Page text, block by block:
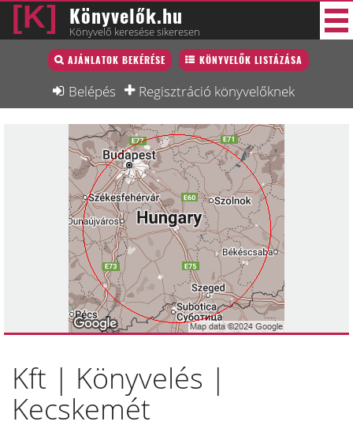
Könyvelők.hu
Könyvelő keresése sikeresen
AJÁNLATOK BEKÉRÉSE KÖNYVELŐK LISTÁZÁSA
Belépés Regisztráció könyvelőknek
Könyvelő lista
Könyvelési munkák
Képzésnaptár
Kft | Könyvelés |
Kecskemét